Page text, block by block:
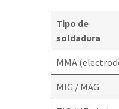
Tipo de
soldadura
MMA
MIG / MAG